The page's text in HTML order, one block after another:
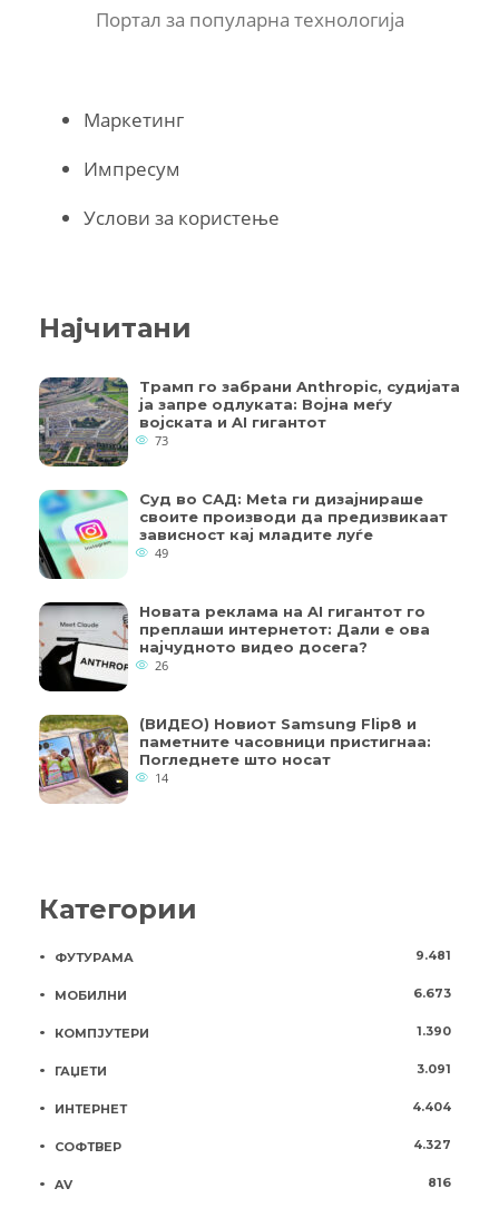
Портал за популарна технологија
Маркетинг
Импресум
Услови за користење
Најчитани
Трамп го забрани Anthropic, судијата
ја запре одлуката: Војна меѓу
војската и AI гигантот
73
Суд во САД: Meta ги дизајнираше
своите производи да предизвикаат
зависност кај младите луѓе
49
Новата реклама на AI гигантот го
преплаши интернетот: Дали е ова
најчудното видео досега?
26
(ВИДЕО) Новиот Samsung Flip8 и
паметните часовници пристигнаа:
Погледнете што носат
14
Категории
ФУТУРАМА 9.481
МОБИЛНИ 6.673
КОМПЈУТЕРИ 1.390
ГАЏЕТИ 3.091
ИНТЕРНЕТ 4.404
СОФТВЕР 4.327
AV 816